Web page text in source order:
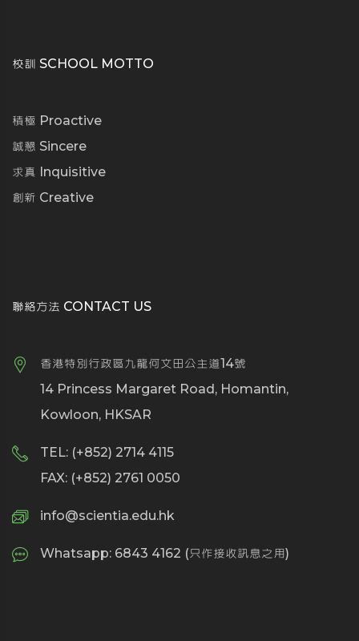
校訓 SCHOOL MOTTO
積極 Proactive
誠懇 Sincere
求真 Inquisitive
創新 Creative
聯絡方法 CONTACT US
香港特別行政區九龍何文田公主道14號
14 Princess Margaret Road, Homantin,
Kowloon, HKSAR
TEL: (+852) 2714 4115
FAX: (+852) 2761 0050
info@scientia.edu.hk
Whatsapp: 6843 4162 (只作接收訊息之用)